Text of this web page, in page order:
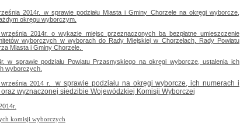
2014r. w sprawie podziału Miasta i Gminy Chorzele na okręgi wyborcze,
okręgu wyborczym.
2014r. o wykazie miejsc przeznaczonych ba bezpłatne umieszczenie
wyborczych w wyborach do Rady Miejskiej w Chorzelach, Rady Powiatu
Miasta i Gminy Chorzele.
sprawie podziału Powiatu Przasnyskiego na okręgi wyborcze, ustalenia ich
wyborczych.
2014 r.
w sprawie podziału na okręgi wyborcze, ich numerach i
wyznaczonej siedzibie Wojewódzkiej Komisji Wyborczej
komisji wyborczych